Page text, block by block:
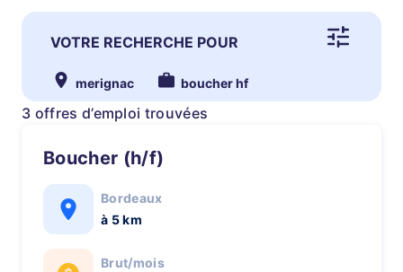
VOTRE RECHERCHE POUR
merignac boucher hf
3 offres d’emploi trouvées
Boucher (h/f)
Bordeaux
à 5 km
Brut/mois